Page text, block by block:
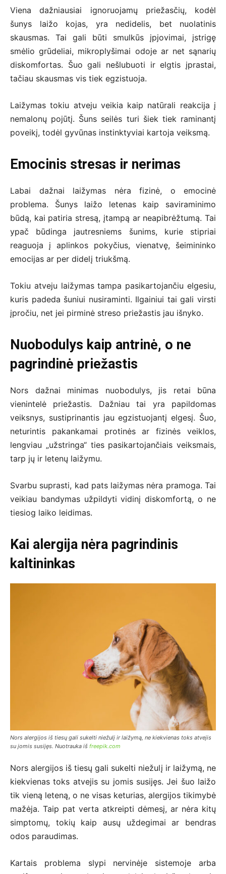
Viena dažniausiai ignoruojamų priežasčių, kodėl
šunys laižo kojas, yra nedidelis, bet nuolatinis
skausmas. Tai gali būti smulkūs įpjovimai, įstrigę
smėlio grūdeliai, mikroplyšimai odoje ar net sąnarių
diskomfortas. Šuo gali nešlubuoti ir elgtis įprastai,
tačiau skausmas vis tiek egzistuoja.
Laižymas tokiu atveju veikia kaip natūrali reakcija į
nemalonų pojūtį. Šuns seilės turi šiek tiek raminantį
poveikį, todėl gyvūnas instinktyviai kartoja veiksmą.
Emocinis stresas ir nerimas
Labai dažnai laižymas nėra fizinė, o emocinė
problema. Šunys laižo letenas kaip saviraminimo
būdą, kai patiria stresą, įtampą ar neapibrėžtumą. Tai
ypač būdinga jautresniems šunims, kurie stipriai
reaguoja į aplinkos pokyčius, vienatvę, šeimininko
emocijas ar per didelį triukšmą.
Tokiu atveju laižymas tampa pasikartojančiu elgesiu,
kuris padeda šuniui nusiraminti. Ilgainiui tai gali virsti
įpročiu, net jei pirminė streso priežastis jau išnyko.
Nuobodulys kaip antrinė, o ne
pagrindinė priežastis
Nors dažnai minimas nuobodulys, jis retai būna
vienintelė priežastis. Dažniau tai yra papildomas
veiksnys, sustiprinantis jau egzistuojantį elgesį. Šuo,
neturintis pakankamai protinės ar fizinės veiklos,
lengviau „užstringa“ ties pasikartojančiais veiksmais,
tarp jų ir letenų laižymu.
Svarbu suprasti, kad pats laižymas nėra pramoga. Tai
veikiau bandymas užpildyti vidinį diskomfortą, o ne
tiesiog laiko leidimas.
Kai alergija nėra pagrindinis
kaltininkas
Nors alergijos iš tiesų gali sukelti niežulį ir laižymą, ne kiekvienas toks atvejis
su jomis susijęs. Nuotrauka iš freepik.com
Nors alergijos iš tiesų gali sukelti niežulį ir laižymą, ne
kiekvienas toks atvejis su jomis susijęs. Jei šuo laižo
tik vieną leteną, o ne visas keturias, alergijos tikimybė
mažėja. Taip pat verta atkreipti dėmesį, ar nėra kitų
simptomų, tokių kaip ausų uždegimai ar bendras
odos paraudimas.
Kartais problema slypi nervinėje sistemoje arba